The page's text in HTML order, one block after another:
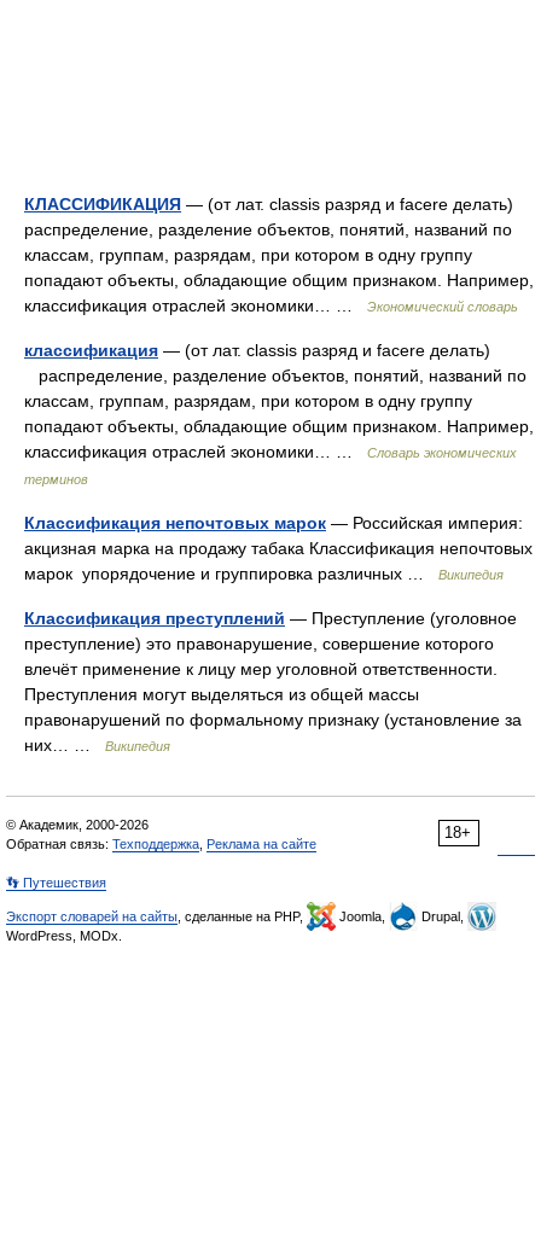
КЛАССИФИКАЦИЯ — (от лат. classis разряд и facere делать)
распределение, разделение объектов, понятий, названий по
классам, группам, разрядам, при котором в одну группу
попадают объекты, обладающие общим признаком. Например,
классификация отраслей экономики… …
Экономический словарь
классификация — (от лат. classis разряд и facere делать)
распределение, разделение объектов, понятий, названий по
классам, группам, разрядам, при котором в одну группу
попадают объекты, обладающие общим признаком. Например,
классификация отраслей экономики… …
Словарь экономических
терминов
Классификация непочтовых марок — Российская империя:
акцизная марка на продажу табака Классификация непочтовых
марок упорядочение и группировка различных …
Википедия
Классификация преступлений — Преступление (уголовное
преступление) это правонарушение, совершение которого
влечёт применение к лицу мер уголовной ответственности.
Преступления могут выделяться из общей массы
правонарушений по формальному признаку (установление за
них… …
Википедия
18+
© Академик, 2000-2026
Обратная связь: Техподдержка Реклама на сайте
👣 Путешествия
Экспорт словарей на сайты , сделанные на PHP, Joomla,
Drupal,
WordPress, MODx.